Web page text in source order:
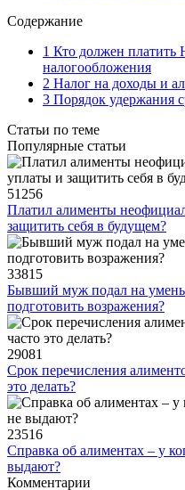
Содержание
1 Кто должен
налогообложения
2 Налог на доходы и
3 Порядок удержания
Статьи по теме
Популярные статьи
51256
Платил алименты
защитить себя в будущем?
33815
Бывший муж подал на
подготовить возражения?
29081
Срок перечисления
это делать?
23516
Справка об алиментах – у
выдают?
Комментарии